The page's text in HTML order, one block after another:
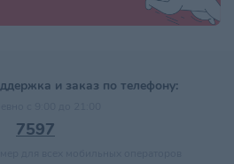
и заказ по телефону:
7597